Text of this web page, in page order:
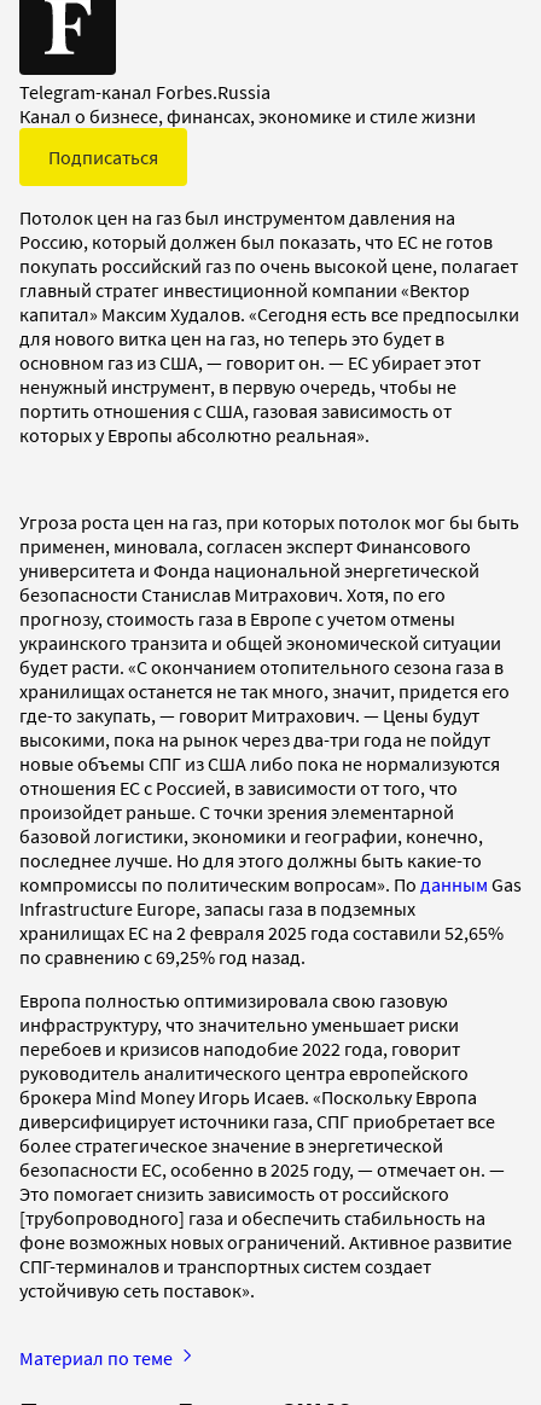
Telegram-канал Forbes.Russia
Канал о бизнесе, финансах, экономике и стиле жизни
Подписаться
Потолок цен на газ был инструментом давления на
Россию, который должен был показать, что ЕС не готов
покупать российский газ по очень высокой цене, полагает
главный стратег инвестиционной компании «Вектор
капитал» Максим Худалов. «Сегодня есть все предпосылки
для нового витка цен на газ, но теперь это будет в
основном газ из США, — говорит он. — ЕС убирает этот
ненужный инструмент, в первую очередь, чтобы не
портить отношения с США, газовая зависимость от
которых у Европы абсолютно реальная».
Угроза роста цен на газ, при которых потолок мог бы быть
применен, миновала, согласен эксперт Финансового
университета и Фонда национальной энергетической
безопасности Станислав Митрахович. Хотя, по его
прогнозу, стоимость газа в Европе с учетом отмены
украинского транзита и общей экономической ситуации
будет расти. «С окончанием отопительного сезона газа в
хранилищах останется не так много, значит, придется его
где-то закупать, — говорит Митрахович. — Цены будут
высокими, пока на рынок через два-три года не пойдут
новые объемы СПГ из США либо пока не нормализуются
отношения ЕС с Россией, в зависимости от того, что
произойдет раньше. С точки зрения элементарной
базовой логистики, экономики и географии, конечно,
последнее лучше. Но для этого должны быть какие-то
компромиссы по политическим вопросам». По данным Gas
Infrastructure Europe, запасы газа в подземных
хранилищах ЕС на 2 февраля 2025 года составили 52,65%
по сравнению с 69,25% год назад.
Европа полностью оптимизировала свою газовую
инфраструктуру, что значительно уменьшает риски
перебоев и кризисов наподобие 2022 года, говорит
руководитель аналитического центра европейского
брокера Mind Money Игорь Исаев. «Поскольку Европа
диверсифицирует источники газа, СПГ приобретает все
более стратегическое значение в энергетической
безопасности ЕС, особенно в 2025 году, — отмечает он. —
Это помогает снизить зависимость от российского
[трубопроводного] газа и обеспечить стабильность на
фоне возможных новых ограничений. Активное развитие
СПГ-терминалов и транспортных систем создает
устойчивую сеть поставок».
Материал по теме